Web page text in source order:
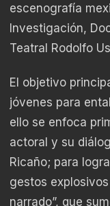
escenografía
Investigación,
Teatral Rodolfo
El objetivo
jóvenes para
ello se enfoca
actoral y su
Ricaño; para
gestos
narrado”, que